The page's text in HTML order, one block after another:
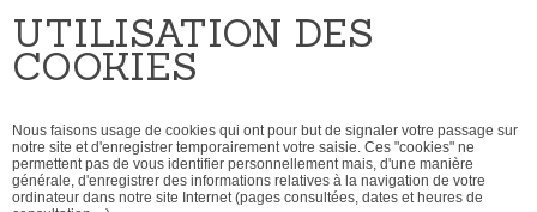
UTILISATION DES
COOKIES
Nous faisons usage de cookies qui ont pour but de signaler votre passage sur
notre site et d'enregistrer temporairement votre saisie. Ces "cookies" ne
permettent pas de vous identifier personnellement mais, d'une manière
générale, d'enregistrer des informations relatives à la navigation de votre
ordinateur dans notre site Internet (pages consultées, dates et heures de